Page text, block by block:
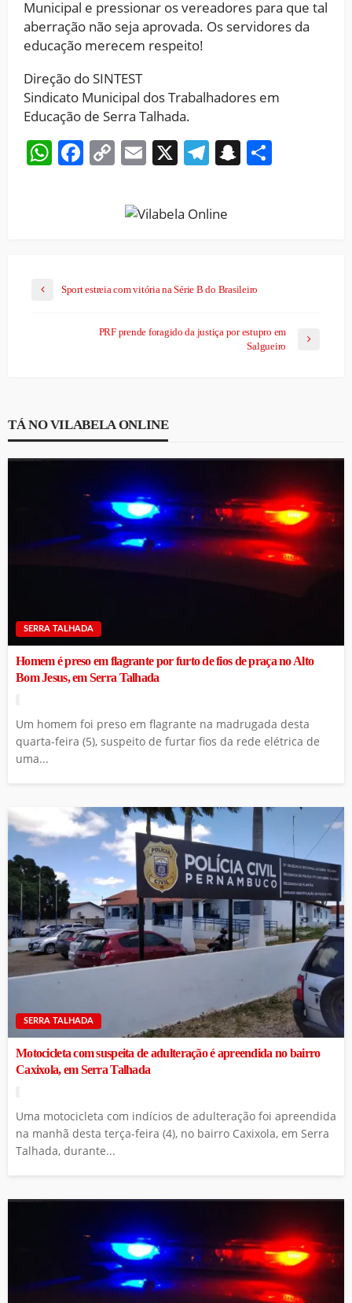
Municipal e pressionar os vereadores para que tal
aberração não seja aprovada. Os servidores da
educação merecem respeito!
Direção do SINTEST
Sindicato Municipal dos Trabalhadores em
Educação de Serra Talhada.
WhatsApp
Facebook
CopyEmail
X Telegram
Snapchat
Sport estreia com vitória na Série B do Brasileiro
PRF prende foragido da justiça por estupro em
Salgueiro
TÁ NO VILABELA ONLINE
SERRA TALHADA
Homem é preso em flagrante por furto de fios de praça no Alto
Bom Jesus, em Serra Talhada
Um homem foi preso em flagrante na madrugada desta
quarta-feira (5), suspeito de furtar fios da rede elétrica de
uma...
SERRA TALHADA
Motocicleta com suspeita de adulteração é apreendida no bairro
Caxixola, em Serra Talhada
Uma motocicleta com indícios de adulteração foi apreendida
na manhã desta terça-feira (4), no bairro Caxixola, em Serra
Talhada, durante...